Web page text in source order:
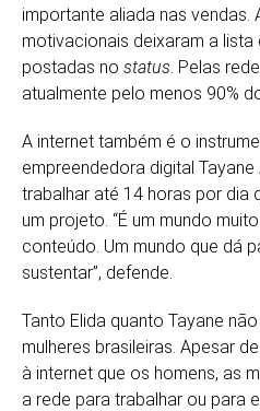
importante aliada nas vendas.
motivacionais deixaram a
postadas no status. Pelas
atualmente pelo menos 90%
A internet também é o
empreendedora digital
trabalhar até 14 horas por dia
um projeto. “É um mundo
conteúdo. Um mundo que dá
sustentar”, defende.
Tanto Elida quanto Tayane
mulheres brasileiras. Apesar
à internet que os homens, as
a rede para trabalhar ou para